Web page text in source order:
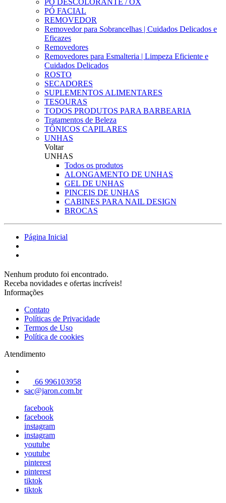
PÓ DESCOLORANTE / OX
PÓ FACIAL
REMOVEDOR
Removedor para Sobrancelhas | Cuidados Delicados e
Eficazes
Removedores
Removedores para Esmalteria | Limpeza Eficiente e
Cuidados Delicados
ROSTO
SECADORES
SUPLEMENTOS ALIMENTARES
TESOURAS
TODOS PRODUTOS PARA BARBEARIA
Tratamentos de Beleza
TÔNICOS CAPILARES
UNHAS
Voltar
UNHAS
Todos os produtos
ALONGAMENTO DE UNHAS
GEL DE UNHAS
PINCEIS DE UNHAS
CABINES PARA NAIL DESIGN
BROCAS
Página Inicial
Nenhum produto foi encontrado.
Receba novidades e ofertas incríveis!
Informações
Contato
Políticas de Privacidade
Termos de Uso
Política de cookies
Atendimento
66 996103958
sac@jaron.com.br
facebook
facebook
instagram
instagram
youtube
youtube
pinterest
pinterest
tiktok
tiktok